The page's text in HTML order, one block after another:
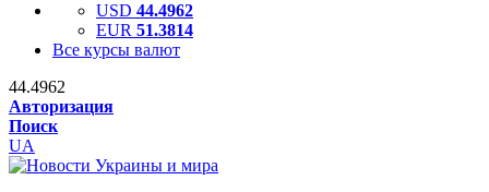
USD 44.4962
EUR 51.3814
Все курсы валют
44.4962
Авторизация
Поиск
UA